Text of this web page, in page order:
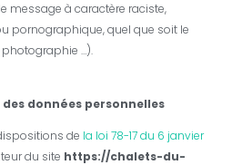
message à caractère raciste,
pornographique, quel que soit le
…).
des données personnelles
de la loi 78-17 du 6 janvier
du site https://chalets-du-